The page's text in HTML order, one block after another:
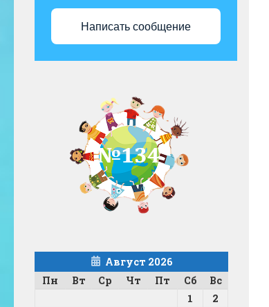
Написать сообщение
Август 2026
Пн
Вт Ср Чт Пт Сб Вс
1
2